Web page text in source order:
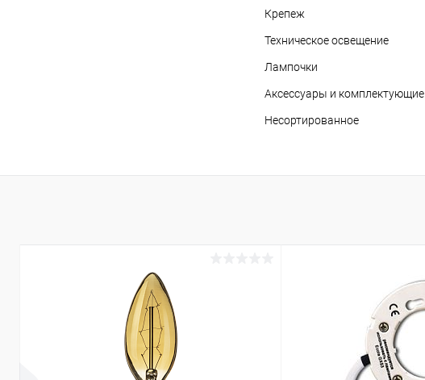
Крепеж
Техническое освещение
Лампочки
Аксессуары и комплектующие
Несортированное